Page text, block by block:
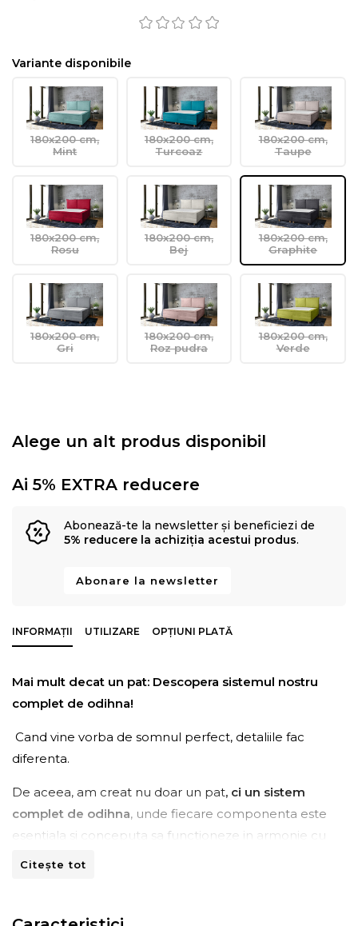
Variante disponibile
180x200 cm,
Mint
180x200 cm,
Turcoaz
180x200 cm,
Taupe
180x200 cm,
Rosu
180x200 cm,
Bej
180x200 cm,
Graphite
180x200 cm,
Gri
180x200 cm,
Roz pudra
180x200 cm,
Verde
Alege un alt produs disponibil
Ai 5% EXTRA reducere
Abonează-te la newsletter și beneficiezi de
5% reducere la achiziția acestui produs.
Abonare la newsletter
INFORMAȚII UTILIZARE OPȚIUNI PLATĂ
Mai mult decat un pat: Descopera sistemul nostru
complet de odihna!
Cand vine vorba de somnul perfect, detaliile fac
diferenta.
De aceea, am creat nu doar un pat, ci un sistem
complet de odihna, unde fiecare componenta este
esentiala si conceputa sa functioneze in armonie cu
celelalte.
confort si suport.
Citește tot